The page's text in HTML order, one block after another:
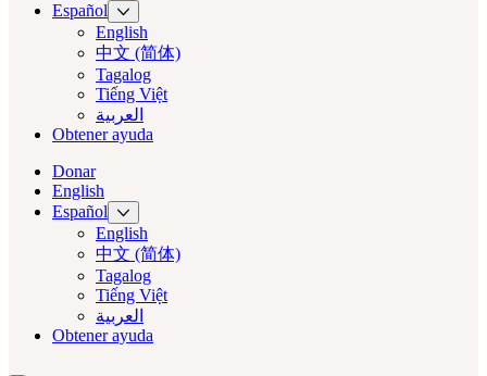
Español
English
中文 (简体)
Tagalog
Tiếng Việt
العربية‏
Obtener ayuda
Donar
English
Español
English
中文 (简体)
Tagalog
Tiếng Việt
العربية‏
Obtener ayuda